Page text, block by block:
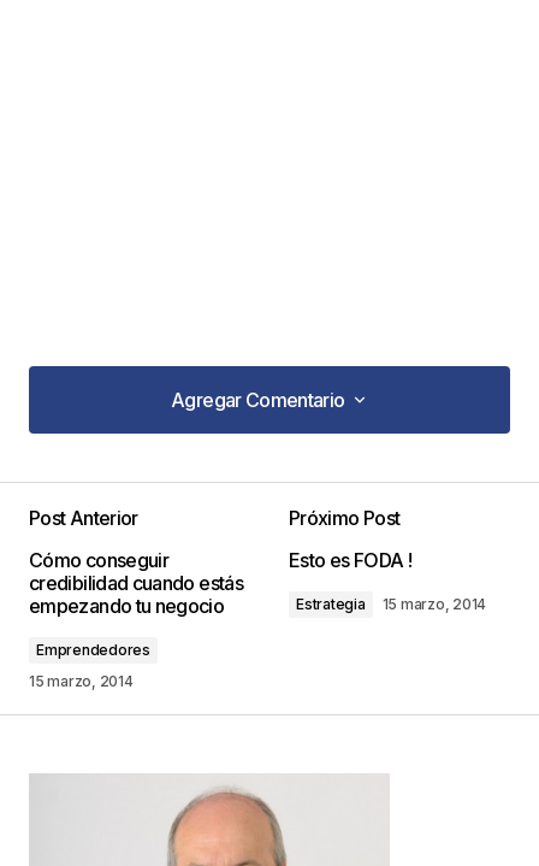
Agregar Comentario
Agregar Comentario
publicada. Los campos obligatorios están
marcados con *
Comentario
Post Anterior
Cómo conseguir
credibilidad cuando estás
empezando tu negocio
Emprendedores
15 marzo, 2014
Próximo Post
Esto es FODA !
Estrategia 15 marzo, 2014